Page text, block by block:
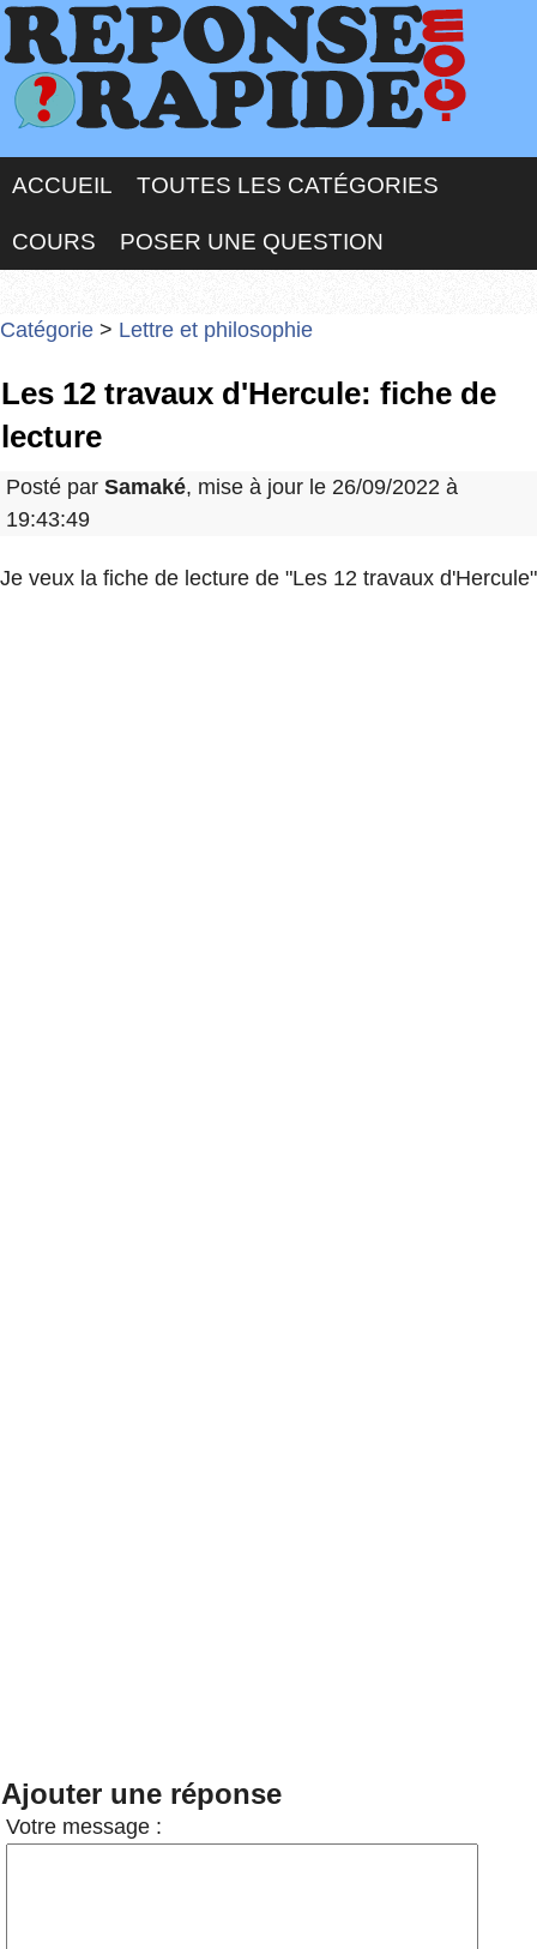
ACCUEIL TOUTES LES CATÉGORIES
COURS POSER UNE QUESTION
Catégorie > Lettre et philosophie
Les 12 travaux d'Hercule: fiche de
lecture
Posté par Samaké, mise à jour le 26/09/2022 à
19:43:49
Je veux la fiche de lecture de "Les 12 travaux d'Hercule"
Ajouter une réponse
Votre message :